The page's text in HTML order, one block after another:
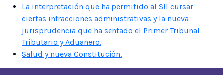
La interpretación que ha permitido al SII cursar
ciertas infracciones administrativas y la nueva
jurisprudencia que ha sentado el Primer Tribunal
Tributario y Aduanero.
Salud y nueva Constitución.